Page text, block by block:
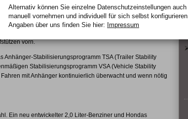
sind größer und
Executive 8-fach
CR-V über zweistufige SRS-
abdeckende Kopf-Airbags,
vorn.
Anhänger-Stabilisierungsprogramm TSA (Trailer Stability
Stabilisierungsprogramm VSA (Vehicle Stability
mit Anhänger kontinuierlich überwacht und wenn nötig
Ein neu entwickelter 2,0 Liter-Benziner und Hondas
Alternativ können Sie einzelne Datenschutz­ein­stellungen auch
manuell vor­nehmen und indivi­duell für sich selbst konfigurieren.
Angaben über uns finden Sie hier: Impressum